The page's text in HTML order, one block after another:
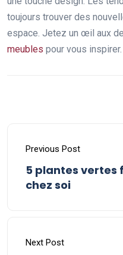
toujours trouver des
espace. Jetez un œil aux
meubles pour vous inspirer.
Previous Post
5 plantes vertes
chez soi
Next Post